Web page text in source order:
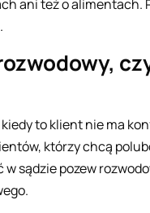
ani też o alimentach.
to klient nie ma
którzy chcą
w sądzie pozew